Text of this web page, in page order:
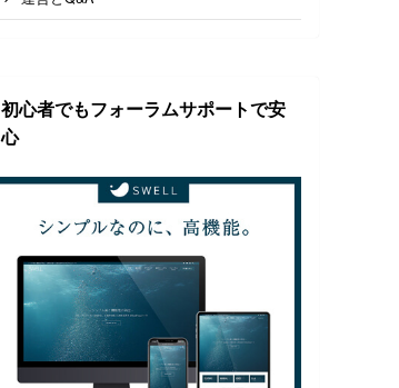
初心者でもフォーラムサポートで安
心